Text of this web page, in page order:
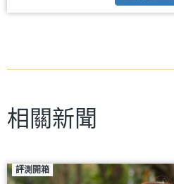
相關新聞
評測開箱